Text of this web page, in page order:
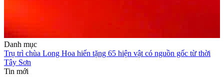
Danh mục
Trụ trì chùa Long Hoa hiến tặng 65 hiện vật có nguồn gốc từ thời
Tây Sơn
Tin mới